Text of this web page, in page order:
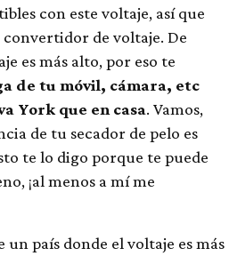
con este voltaje, así que
de voltaje. De
es más alto, por eso te
de tu móvil, cámara, etc
York que en casa. Vamos,
de tu secador de pelo es
te lo digo porque te puede
¡al menos a mí me
un país donde el voltaje es más